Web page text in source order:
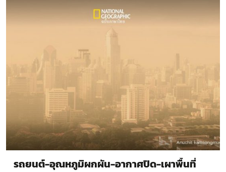
รถยนต์-อุณหภูมิผกผัน-อากาศปิด-เผาพื้นที่